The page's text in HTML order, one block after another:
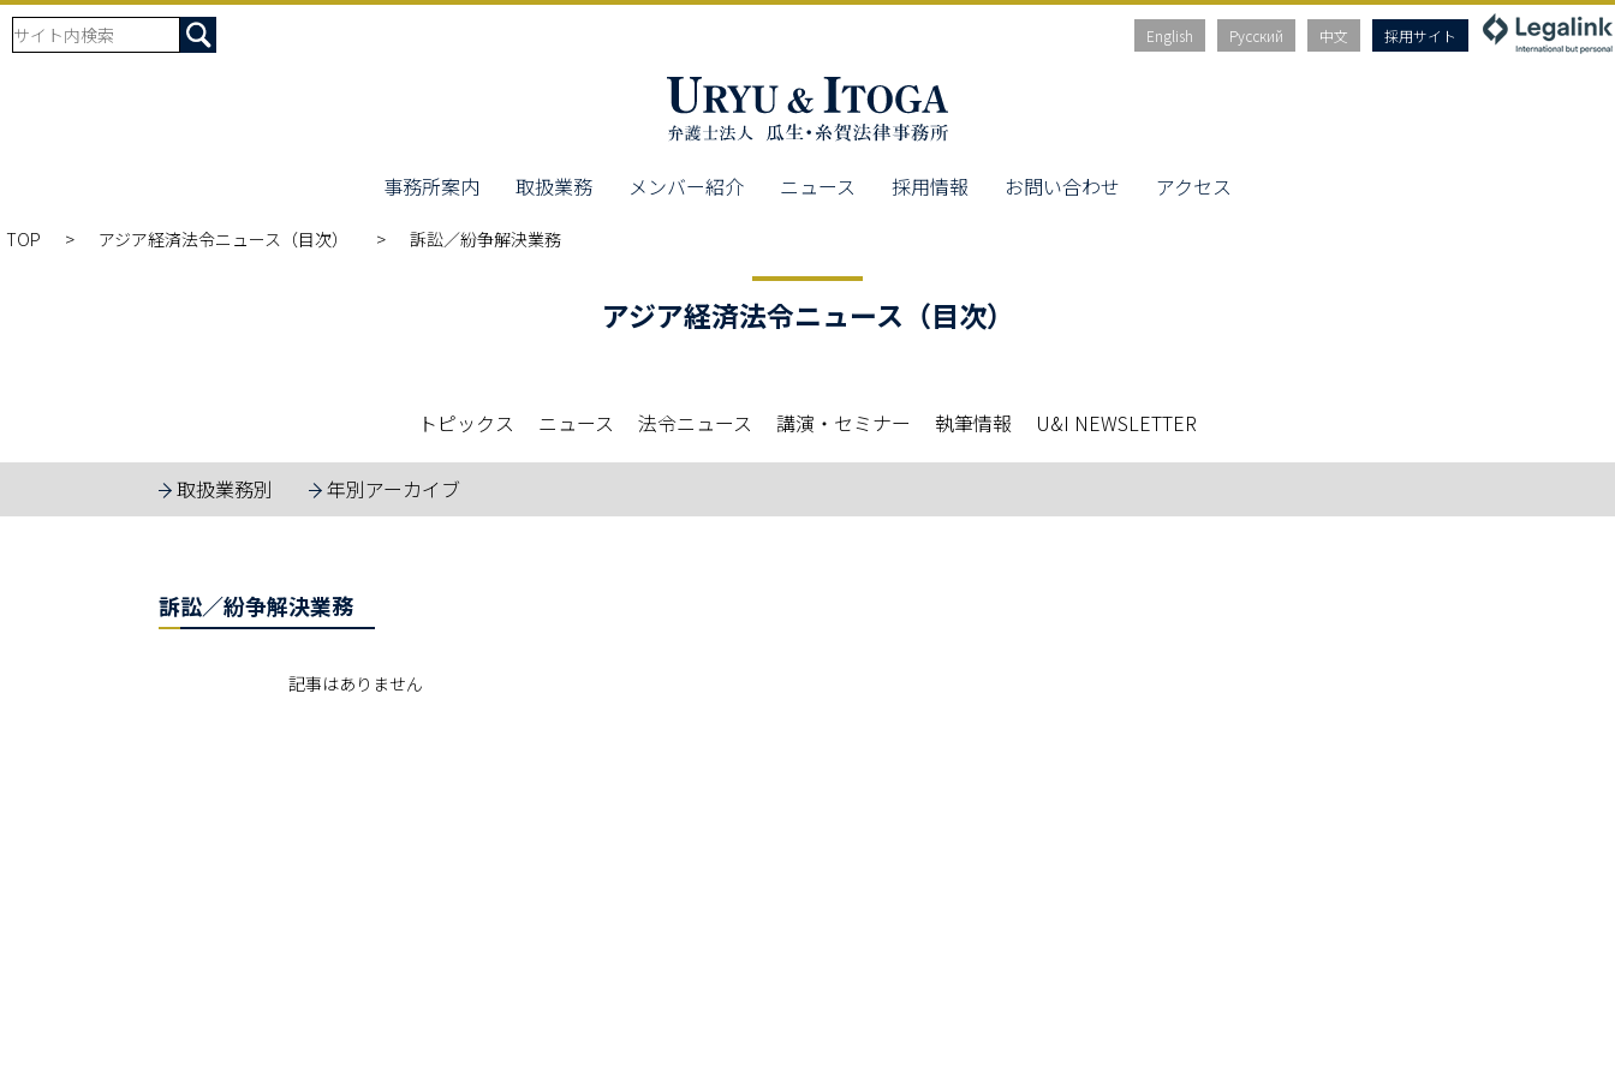
English Русский 中文 採用サイト
事務所案内 取扱業務 メンバー紹介 ニュース 採用情報 お問い合わせ アクセス
TOP アジア経済法令ニュース（目次） 訴訟／紛争解決業務
アジア経済法令ニュース（目次）
トピックス ニュース 法令ニュース 講演・セミナー 執筆情報 U&I NEWSLETTER
取扱業務別 年別アーカイブ
訴訟／紛争解決業務
記事はありません